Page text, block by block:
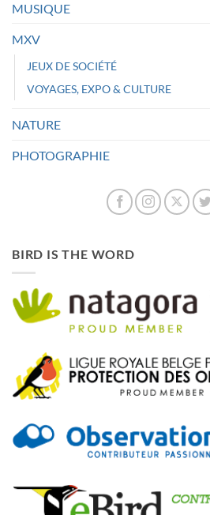
MUSIQUE
MXV
JEUX DE SOCIÉTÉ
VOYAGES, EXPO & CULTURE
NATURE
PHOTOGRAPHIE
BIRD IS THE WORD